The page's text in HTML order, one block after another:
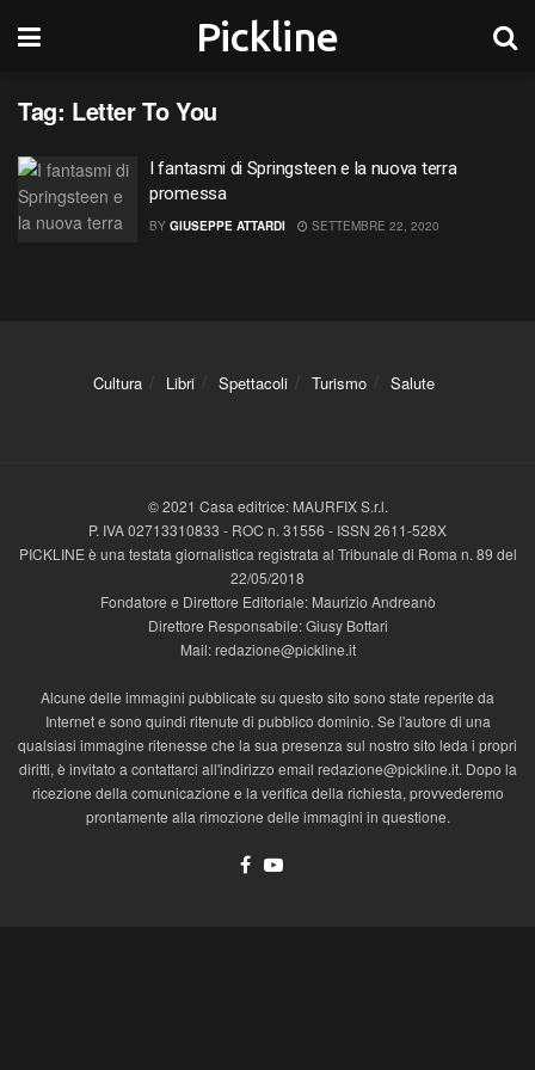
Pickline
Tag: Letter To You
I fantasmi di Springsteen e la nuova terra
promessa
BY GIUSEPPE ATTARDI SETTEMBRE 22, 2020
Cultura Libri Spettacoli Turismo Salute
© 2021 Casa editrice: MAURFIX S.r.l.
P. IVA 02713310833 - ROC n. 31556 - ISSN 2611-528X
PICKLINE è una testata giornalistica registrata al Tribunale di Roma n. 89 del
22/05/2018
Fondatore e Direttore Editoriale: Maurizio Andreanò
Direttore Responsabile: Giusy Bottari
Mail: redazione@pickline.it
Alcune delle immagini pubblicate su questo sito sono state reperite da
Internet e sono quindi ritenute di pubblico dominio. Se l'autore di una
qualsiasi immagine ritenesse che la sua presenza sul nostro sito leda i propri
diritti, è invitato a contattarci all'indirizzo email redazione@pickline.it. Dopo la
ricezione della comunicazione e la verifica della richiesta, provvederemo
prontamente alla rimozione delle immagini in questione.